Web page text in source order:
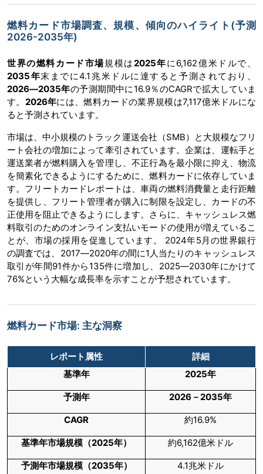
燃料カード市場調査、規模、傾向のハイライト(予測
2026-2035年)
世界の燃料カード市場規模は 2025年に6,162億米ドルで、
2035年末までに4.1兆米ドルに達すると予測されており、
2026―2035年の予測期間中に16.9％のCAGRで拡大していま
す。 2026年には、燃料カードの業界規模は7,117億米ドルにな
ると予測されています。
市場は、中小規模のトラック運送会社（SMB）と大規模なフリ
ート会社の増加によって牽引されています。企業は、運転手と
運送業者が燃料購入を管理し、不正行為を最小限に抑え、物流
を簡素化できるようにするために、燃料カードに依存していま
す。フリートカードレポートは、車両の燃料消費量と走行距離
を提供し、フリート管理者が購入に制限を設定し、カードの不
正使用を阻止できるようにします。さらに、キャッシュレス燃
料取引のためのオンライン支払いモードの使用が増えているこ
とが、市場の採用を促進しています。 2024年5月の世界銀行
の調査では、2017―2020年の間に1人当たりのキャッシュレス
取引が年間91件から135件に増加し、2025―2030年にかけて
76%という大幅な成長率を示すことが予想されています。
燃料カード市場: 主な洞察
レポート属性
詳細
基準年
2025年
予測年 2026－2035年
CAGR 約16.9%
基準年市場規模（2025年） 約6,162億米ドル
予測年市場規模（2035年） 4.1兆米ドル